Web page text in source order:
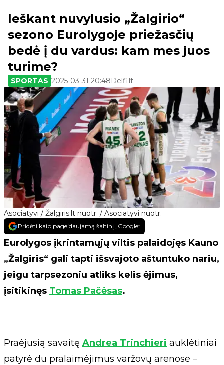
Asociatyvi / Žalgiris.lt nuotr. / Asociatyvi nuotr.
Ieškant nuvylusio „Žalgirio“
sezono Eurolygoje priežasčių
bedė į du vardus: kam mes juos
turime?
SPORTAS 2025-03-31 20:48Delfi.lt
Pridėti kaip pageidaujamą šaltinį „Google“
Eurolygos įkrintamųjų viltis palaidojęs Kauno
„Žalgiris“ gali tapti išsvajoto aštuntuko nariu,
jeigu tarpsezoniu atliks kelis ėjimus,
įsitikinęs Tomas Pačėsas.
Praėjusią savaitę Andrea Trinchieri auklėtiniai
patyrė du pralaimėjimus varžovų arenose –